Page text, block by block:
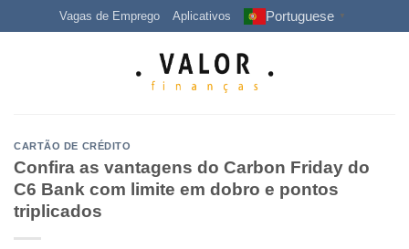
to
Vagas de Emprego Aplicativos Portuguese ▼
CARTÃO DE CRÉDITO
Confira as vantagens do Carbon Friday do
C6 Bank com limite em dobro e pontos
triplicados